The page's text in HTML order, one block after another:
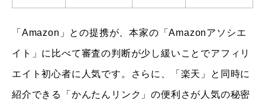
「Amazon」との提携が、本家の「Amazonアソシエ
イト」に比べて審査の判断が少し緩いことでアフィリ
エイト初心者に人気です。さらに、「楽天」と同時に
紹介できる「かんたんリンク」の便利さが人気の秘密